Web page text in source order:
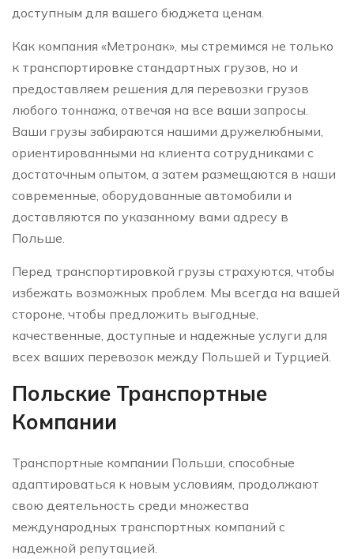
доступным для вашего бюджета ценам.
Как компания «Метронак», мы стремимся не только
к транспортировке стандартных грузов, но и
предоставляем решения для перевозки грузов
любого тоннажа, отвечая на все ваши запросы.
Ваши грузы забираются нашими дружелюбными,
ориентированными на клиента сотрудниками с
достаточным опытом, а затем размещаются в наши
современные, оборудованные автомобили и
доставляются по указанному вами адресу в
Польше.
Перед транспортировкой грузы страхуются, чтобы
избежать возможных проблем. Мы всегда на вашей
стороне, чтобы предложить выгодные,
качественные, доступные и надежные услуги для
всех ваших перевозок между Польшей и Турцией.
Польские Транспортные
Компании
Транспортные компании Польши, способные
адаптироваться к новым условиям, продолжают
свою деятельность среди множества
международных транспортных компаний с
надежной репутацией.